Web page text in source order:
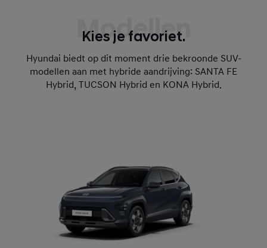
Modellen
Kies je favoriet.
Hyundai biedt op dit moment drie bekroonde SUV-
modellen aan met hybride aandrijving: SANTA FE
Hybrid, TUCSON Hybrid en KONA Hybrid.